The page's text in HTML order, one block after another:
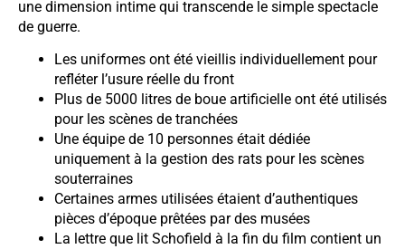
une dimension intime qui transcende le simple spectacle
de guerre.
Les uniformes ont été vieillis individuellement pour
refléter l’usure réelle du front
Plus de 5000 litres de boue artificielle ont été utilisés
pour les scènes de tranchées
Une équipe de 10 personnes était dédiée
uniquement à la gestion des rats pour les scènes
souterraines
Certaines armes utilisées étaient d’authentiques
pièces d’époque prêtées par des musées
La lettre que lit Schofield à la fin du film contient un